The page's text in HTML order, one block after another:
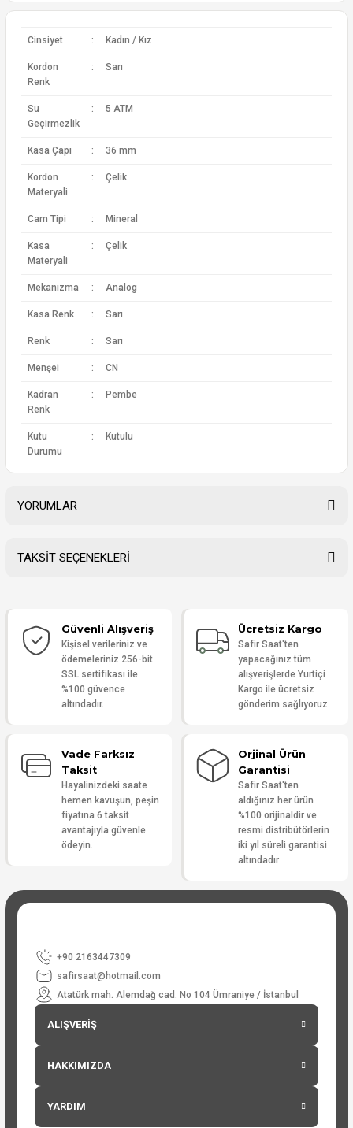
Cinsiyet : Kadın / Kız
Kordon
Renk
: Sarı
Su
Geçirmezlik
: 5 ATM
Kasa Çapı : 36 mm
Kordon
Materyali
: Çelik
Cam Tipi : Mineral
Kasa
Materyali
: Çelik
Mekanizma : Analog
Kasa Renk : Sarı
Renk : Sarı
Menşei : CN
Kadran
Renk
: Pembe
Kutu
Durumu
: Kutulu
YORUMLAR
Yorum Yaz
TAKSİT SEÇENEKLERİ
Güvenli Alışveriş
Kişisel verileriniz ve
ödemeleriniz 256-bit
SSL sertifikası ile
%100 güvence
altındadır.
Ücretsiz Kargo
Safir Saat'ten
yapacağınız tüm
alışverişlerde Yurtiçi
Kargo ile ücretsiz
gönderim sağlıyoruz.
Vade Farksız
Taksit
Hayalinizdeki saate
hemen kavuşun, peşin
fiyatına 6 taksit
avantajıyla güvenle
ödeyin.
Orjinal Ürün
Garantisi
Safir Saat'ten
aldığınız her ürün
%100 orijinaldir ve
resmi distribütörlerin
iki yıl süreli garantisi
altındadır
+90 2163447309
safirsaat@hotmail.com
Atatürk mah. Alemdağ cad. No 104 Ümraniye / İstanbul
ALIŞVERİŞ
HAKKIMIZDA
YARDIM